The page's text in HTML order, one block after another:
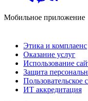
Мобильное приложение
Этика и комплаенс
Оказание услуг
Использование
Защита
Пользовательское
ИТ аккредитация